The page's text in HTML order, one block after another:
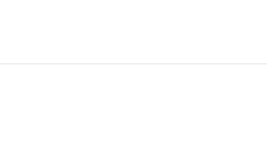
Da lahko do nje dostopate, se je